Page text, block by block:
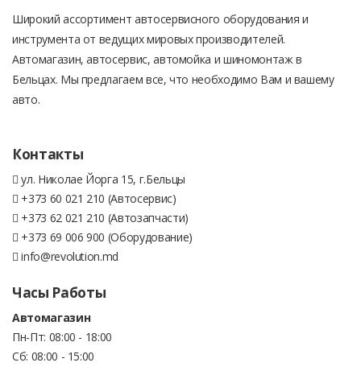
Широкий ассортимент автосервисного оборудования и
инструмента от ведущих мировых производителей.
Автомагазин, автосервис, автомойка и шиномонтаж в
Бельцах. Мы предлагаем все, что необходимо Вам и вашему
авто.
Контакты
ул. Николае Йорга 15, г.Бельцы
+373 60 021 210 (Автосервис)
+373 62 021 210 (Автозапчасти)
+373 69 006 900 (Оборудование)
info@revolution.md
Часы Работы
Автомагазин
Пн-Пт: 08:00 - 18:00
Сб: 08:00 - 15:00